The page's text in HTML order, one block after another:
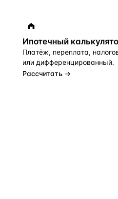
Ипотечный
Платёж, переплата,
или дифференцированный.
Рассчитать →